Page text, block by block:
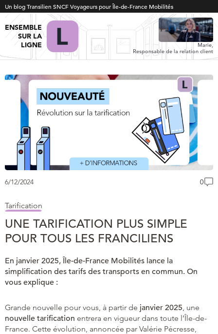
Un blog Transilien SNCF Voyageurs pour Île-de-France Mobilités
ENSEMBLE
SUR LA
LIGNE
Marie,
Responsable de la relation client
6/12/2024 0
Tarification
UNE TARIFICATION PLUS SIMPLE
POUR TOUS LES FRANCILIENS
En janvier 2025, Île-de-France Mobilités lance la
simplification des tarifs des transports en commun. On
vous explique :
Grande nouvelle pour vous, à partir de janvier 2025 , une
nouvelle tarification entrera en vigueur dans toute l’Île-de-
France. Cette évolution, annoncée par Valérie Pécresse,